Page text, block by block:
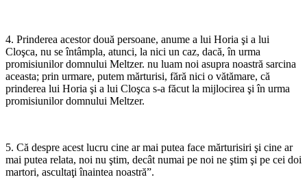
4. Prinderea acestor două persoane, anume a lui Horia şi a lui
Cloşca, nu se întâmpla, atunci, la nici un caz, dacă, în urma
promisiunilor domnului Meltzer. nu luam noi asupra noastră sarcina
aceasta; prin urmare, putem mărturisi, fără nici o vătă­mare, că
prinderea lui Horia şi a lui Cloşca s-a făcut la mijlocirea şi în urma
promisiunilor domnului Meltzer.
5. Că despre acest lucru cine ar mai putea face mărtu­risiri şi cine ar
mai putea relata, noi nu ştim, decât numai pe noi ne ştim şi pe cei doi
martori, ascultaţi înaintea noastră”.